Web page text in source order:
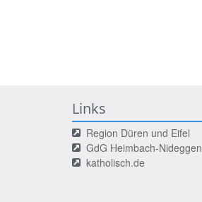
Links
Region Düren und Eifel
GdG Heimbach-Nideggen
katholisch.de